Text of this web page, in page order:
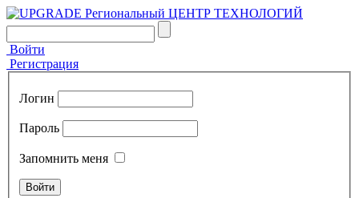
Войти
Регистрация
Логин
Пароль
Запомнить меня